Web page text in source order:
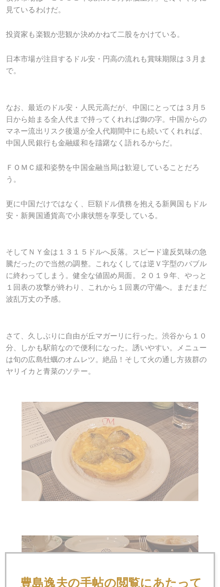
見ているわけだ。
投資家も楽観か悲観か決めかねて二股をかけている。
日本市場が注目するドル安・円高の流れも賞味期限は３月ま
で。
なお、最近のドル安・人民元高だが、中国にとっては３月５
日から始まる全人代まで持ってくれれば御の字。中国からの
マネー流出リスク後退が全人代期間中にも続いてくれれば、
中国人民銀行も金融緩和を躊躇なく語れるからだ。
ＦＯＭＣ緩和姿勢を中国金融当局は歓迎していることだろ
う。
更に中国だけではなく、巨額ドル債務を抱える新興国もドル
安・新興国通貨高で小康状態を享受している。
そしてＮＹ金は１３１５ドルへ反落。スピード違反気味の急
騰だったので当然の調整。これなくしては逆Ｖ字型のバブル
に終わってしまう。健全な値固め局面。２０１９年、やっと
１回表の攻撃が終わり、これから１回裏の守備へ。まだまだ
波乱万丈の予感。
さて、久しぶりに自由が丘マガーリに行った。渋谷から１０
分、しかも駅前なので便利になった。誘いやすい。メニュー
は旬の広島牡蠣のオムレツ。絶品！そして火の通し方抜群の
ヤリイカと青菜のソテー。
豊島逸夫の手帖の閲覧にあたって